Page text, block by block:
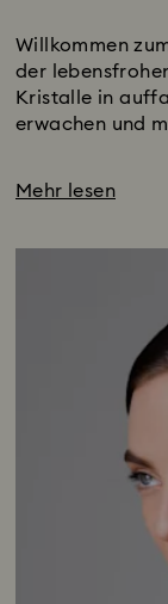
Willkommen
der
Kristalle in
erwachen und
Mehr lesen